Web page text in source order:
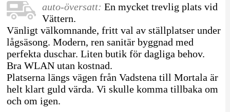
auto-översatt: En mycket trevlig plats vid
Vättern.
Vänligt välkomnande, fritt val av ställplatser under
lågsäsong. Modern, ren sanitär byggnad med
perfekta duschar. Liten butik för dagliga behov.
Bra WLAN utan kostnad.
Platserna längs vägen från Vadstena till Mortala är
helt klart guld värda. Vi skulle komma tillbaka om
och om igen.